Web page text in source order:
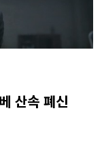
산속 폐신